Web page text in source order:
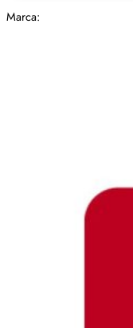
Marca: